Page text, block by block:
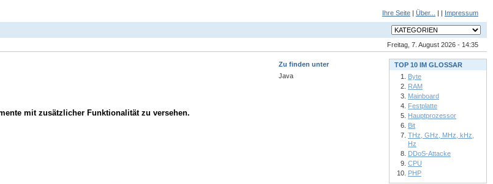
Ihre Seite | Über... | | Impressum
Freitag, 7. August 2026 - 14:35
Zu finden unter
Java
mit zusätzlicher Funktionalität zu versehen.
TOP 10 IM GLOSSAR
Byte
RAM
Mainboard
Festplatte
Hauptprozessor
Bit
THz, GHz, MHz, kHz,
Hz
DDoS-Attacke
CPU
PHP